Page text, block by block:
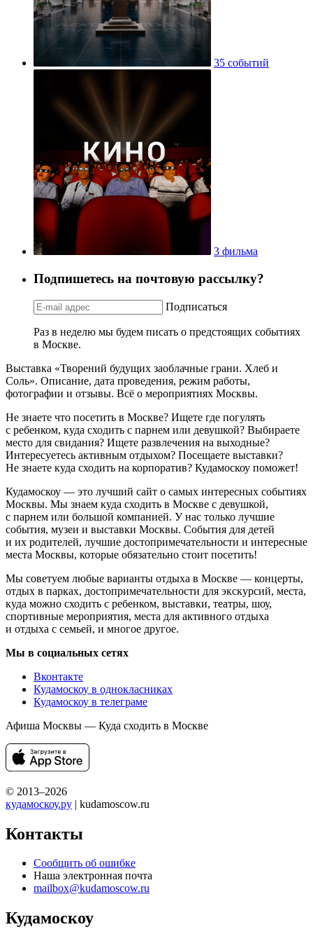
35 событий
3 фильма
Подпишетесь на почтовую рассылку?
Подписаться
Раз в неделю мы будем писать о предстоящих событиях
в Москве.
Выставка «Творений будущих заоблачные грани. Хлеб и
Соль». Описание, дата проведения, режим работы,
фотографии и отзывы. Всё о мероприятиях Москвы.
Не знаете что посетить в Москве? Ищете где погулять
с ребенком, куда сходить с парнем или девушкой? Выбираете
место для свидания? Ищете развлечения на выходные?
Интересуетесь активным отдыхом? Посещаете выставки?
Не знаете куда сходить на корпоратив? Кудамоскоу поможет!
Кудамоскоу — это лучший сайт о самых интересных событиях
Москвы. Мы знаем куда сходить в Москве с девушкой,
с парнем или большой компанией. У нас только лучшие
события, музеи и выставки Москвы. События для детей
и их родителей, лучшие достопримечательности и интересные
места Москвы, которые обязательно стоит посетить!
Мы советуем любые варианты отдыха в Москве — концерты,
отдых в парках, достопримечательности для экскурсий, места,
куда можно сходить с ребенком, выставки, театры, шоу,
спортивные мероприятия, места для активного отдыха
и отдыха с семьей, и многое другое.
Мы в социальных сетях
Вконтакте
Кудамоскоу в однокласниках
Кудамоскоу в телеграме
Афиша Москвы — Куда сходить в Москве
© 2013–2026
кудамоскоу.ру | kudamoscow.ru
Контакты
Сообщить об ошибке
Наша электронная почта
mailbox@kudamoscow.ru
Кудамоскоу